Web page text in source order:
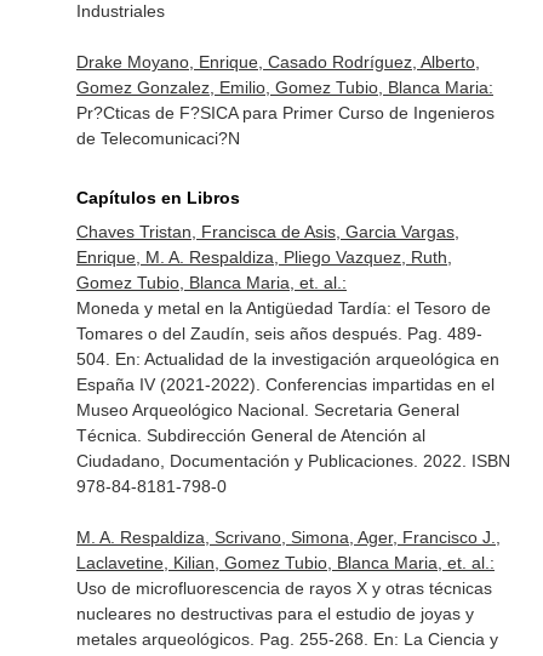
Industriales
Drake Moyano, Enrique, Casado Rodríguez, Alberto,
Gomez Gonzalez, Emilio, Gomez Tubio, Blanca Maria:
Pr?Cticas de F?SICA para Primer Curso de Ingenieros
de Telecomunicaci?N
Capítulos en Libros
Chaves Tristan, Francisca de Asis, Garcia Vargas,
Enrique, M. A. Respaldiza, Pliego Vazquez, Ruth,
Gomez Tubio, Blanca Maria, et. al.:
Moneda y metal en la Antigüedad Tardía: el Tesoro de
Tomares o del Zaudín, seis años después. Pag. 489-
504. En: Actualidad de la investigación arqueológica en
España IV (2021-2022). Conferencias impartidas en el
Museo Arqueológico Nacional. Secretaria General
Técnica. Subdirección General de Atención al
Ciudadano, Documentación y Publicaciones. 2022. ISBN
978-84-8181-798-0
M. A. Respaldiza, Scrivano, Simona, Ager, Francisco J.,
Laclavetine, Kilian, Gomez Tubio, Blanca Maria, et. al.:
Uso de microfluorescencia de rayos X y otras técnicas
nucleares no destructivas para el estudio de joyas y
metales arqueológicos. Pag. 255-268. En: La Ciencia y